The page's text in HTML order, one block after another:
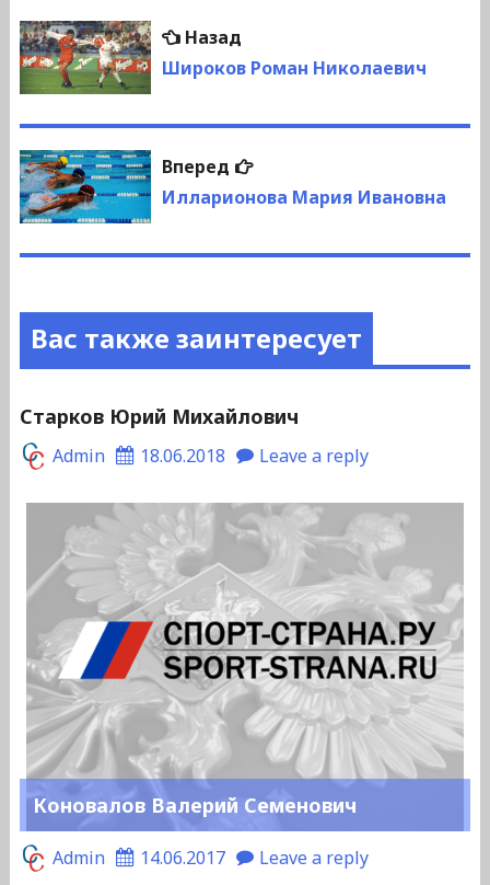
Навигация
по
записям
НазадПредыдущая
запись:
Широков Роман Николаевич
Вперед
Следующая
запись:
Илларионова Мария Ивановна
Вас также заинтересует
Старков Юрий Михайлович
Admin 18.06.2018 Leave a reply
Коновалов Валерий Семенович
Admin 14.06.2017 Leave a reply